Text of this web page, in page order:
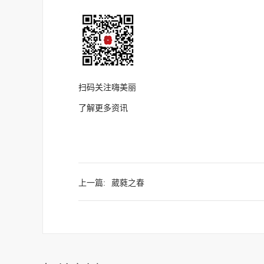
扫码关注嗨美丽
了解更多资讯
上一篇: 葳蕤之春